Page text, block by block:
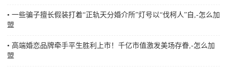
• 一些骗子擅长假装打着“正轨天分婚介所”灯号以“伐柯人”自,-怎么加
盟
• 高端婚恋品牌牵手平生胜利上市！千亿市值激发美场存眷,-怎么加
盟